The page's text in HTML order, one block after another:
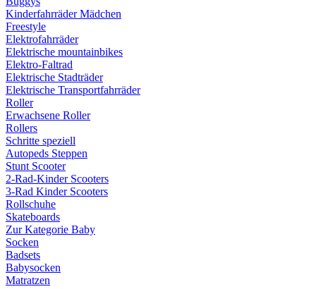
Kinderfahrräder Mädchen
Freestyle
Elektrofahrräder
Elektrische mountainbikes
Elektro-Faltrad
Elektrische Stadträder
Elektrische Transportfahrräder
Roller
Erwachsene Roller
Rollers
Schritte speziell
Autopeds Steppen
Stunt Scooter
2-Rad-Kinder Scooters
3-Rad Kinder Scooters
Rollschuhe
Skateboards
Zur Kategorie Baby
Socken
Badsets
Babysocken
Matratzen